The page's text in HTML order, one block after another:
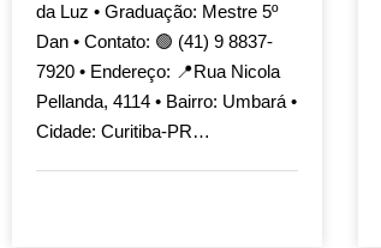
da Luz • Graduação: Mestre 5º
Dan • Contato: 🟢 (41) 9 8837-
7920 • Endereço: 📍Rua Nicola
Pellanda, 4114 • Bairro: Umbará •
Cidade: Curitiba-PR…